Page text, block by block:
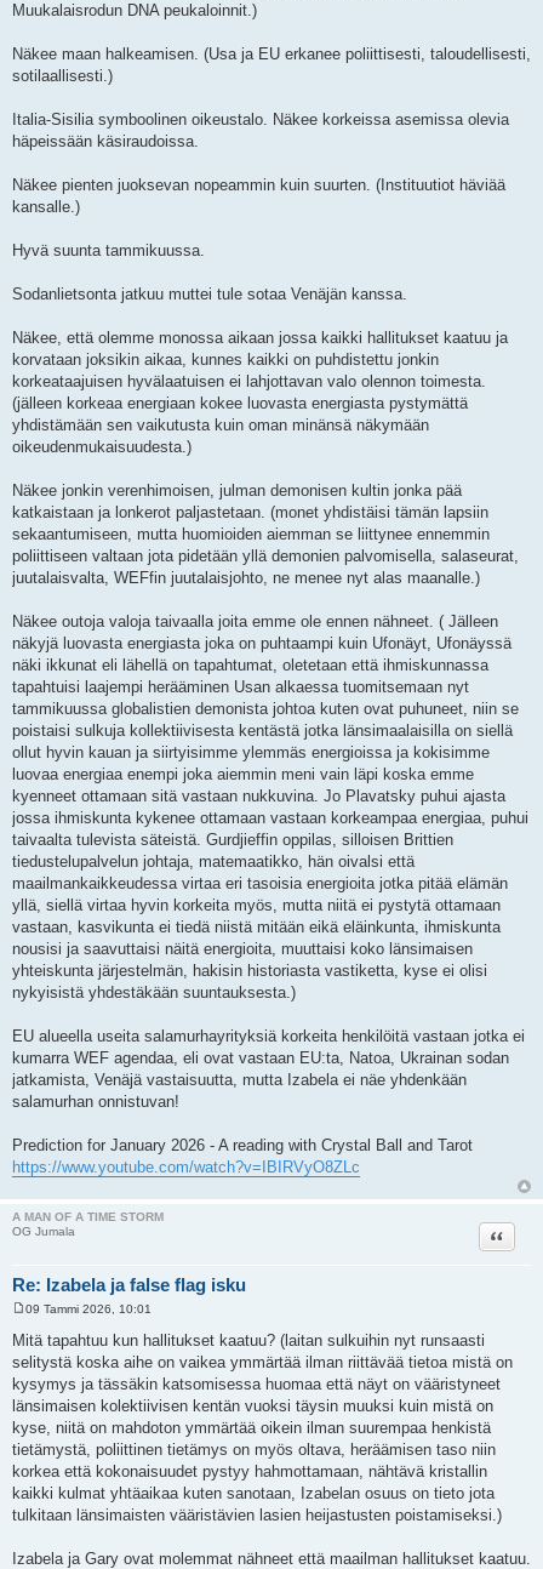
Muukalaisrodun DNA peukaloinnit.)
Näkee maan halkeamisen. (Usa ja EU erkanee poliittisesti, taloudellisesti,
sotilaallisesti.)
Italia-Sisilia symboolinen oikeustalo. Näkee korkeissa asemissa olevia
häpeissään käsiraudoissa.
Näkee pienten juoksevan nopeammin kuin suurten. (Instituutiot häviää
kansalle.)
Hyvä suunta tammikuussa.
Sodanlietsonta jatkuu muttei tule sotaa Venäjän kanssa.
Näkee, että olemme monossa aikaan jossa kaikki hallitukset kaatuu ja
korvataan joksikin aikaa, kunnes kaikki on puhdistettu jonkin
korkeataajuisen hyvälaatuisen ei lahjottavan valo olennon toimesta.
(jälleen korkeaa energiaan kokee luovasta energiasta pystymättä
yhdistämään sen vaikutusta kuin oman minänsä näkymään
oikeudenmukaisuudesta.)
Näkee jonkin verenhimoisen, julman demonisen kultin jonka pää
katkaistaan ja lonkerot paljastetaan. (monet yhdistäisi tämän lapsiin
sekaantumiseen, mutta huomioiden aiemman se liittynee ennemmin
poliittiseen valtaan jota pidetään yllä demonien palvomisella, salaseurat,
juutalaisvalta, WEFfin juutalaisjohto, ne menee nyt alas maanalle.)
Näkee outoja valoja taivaalla joita emme ole ennen nähneet. ( Jälleen
näkyjä luovasta energiasta joka on puhtaampi kuin Ufonäyt, Ufonäyssä
näki ikkunat eli lähellä on tapahtumat, oletetaan että ihmiskunnassa
tapahtuisi laajempi herääminen Usan alkaessa tuomitsemaan nyt
tammikuussa globalistien demonista johtoa kuten ovat puhuneet, niin se
poistaisi sulkuja kollektiivisesta kentästä jotka länsimaalaisilla on siellä
ollut hyvin kauan ja siirtyisimme ylemmäs energioissa ja kokisimme
luovaa energiaa enempi joka aiemmin meni vain läpi koska emme
kyenneet ottamaan sitä vastaan nukkuvina. Jo Plavatsky puhui ajasta
jossa ihmiskunta kykenee ottamaan vastaan korkeampaa energiaa, puhui
taivaalta tulevista säteistä. Gurdjieffin oppilas, silloisen Brittien
tiedustelupalvelun johtaja, matemaatikko, hän oivalsi että
maailmankaikkeudessa virtaa eri tasoisia energioita jotka pitää elämän
yllä, siellä virtaa hyvin korkeita myös, mutta niitä ei pystytä ottamaan
vastaan, kasvikunta ei tiedä niistä mitään eikä eläinkunta, ihmiskunta
nousisi ja saavuttaisi näitä energioita, muuttaisi koko länsimaisen
yhteiskunta järjestelmän, hakisin historiasta vastiketta, kyse ei olisi
nykyisistä yhdestäkään suuntauksesta.)
EU alueella useita salamurhayrityksiä korkeita henkilöitä vastaan jotka ei
kumarra WEF agendaa, eli ovat vastaan EU:ta, Natoa, Ukrainan sodan
jatkamista, Venäjä vastaisuutta, mutta Izabela ei näe yhdenkään
salamurhan onnistuvan!
Prediction for January 2026 - A reading with Crystal Ball and Tarot
https://www.youtube.com/watch?v=IBIRVyO8ZLc
A MAN OF A TIME STORM
OG Jumala
Re: Izabela ja false flag isku
Lainaa
i
e
s
i
09 Tammi 2026, 10:01
Mitä tapahtuu kun hallitukset kaatuu? (laitan sulkuihin nyt runsaasti
selitystä koska aihe on vaikea ymmärtää ilman riittävää tietoa mistä on
kysymys ja tässäkin katsomisessa huomaa että näyt on vääristyneet
länsimaisen kolektiivisen kentän vuoksi täysin muuksi kuin mistä on
kyse, niitä on mahdoton ymmärtää oikein ilman suurempaa henkistä
tietämystä, poliittinen tietämys on myös oltava, heräämisen taso niin
korkea että kokonaisuudet pystyy hahmottamaan, nähtävä kristallin
kaikki kulmat yhtäaikaa kuten sanotaan, Izabelan osuus on tieto jota
tulkitaan länsimaisten vääristävien lasien heijastusten poistamiseksi.)
Izabela ja Gary ovat molemmat nähneet että maailman hallitukset kaatuu.